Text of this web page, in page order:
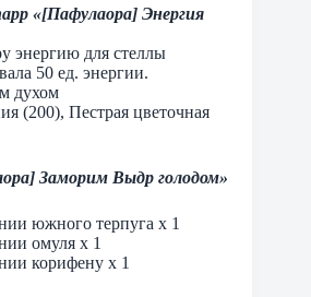
«[Пафулаора] Энергия
энергию для стеллы
50 ед. энергии.
духом
(200), Пестрая цветочная
Заморим Выдр голодом»
южного терпуга х 1
омуля х 1
корифену х 1